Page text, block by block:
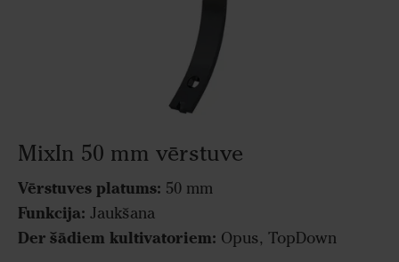
MixIn 50 mm vērstuve
Vērstuves platums: 50 mm
Funkcija: Jaukšana
Der šādiem kultivatoriem: Opus, TopDown